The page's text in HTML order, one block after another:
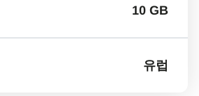
10 GB
유럽